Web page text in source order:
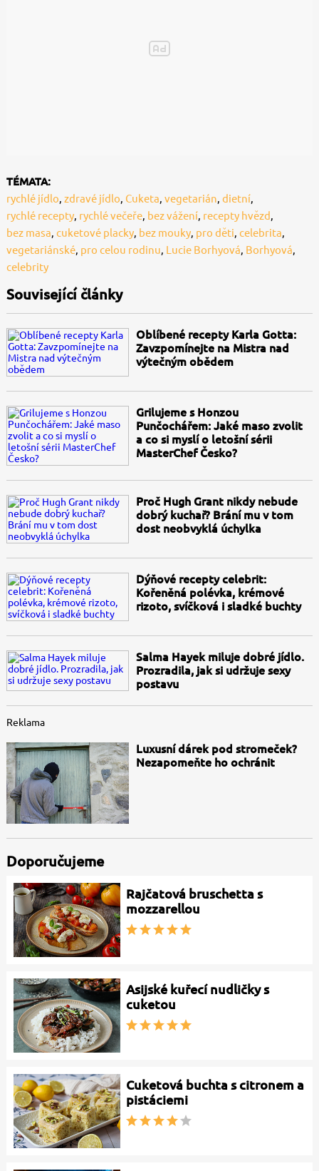
TÉMATA:
rychlé jídlo, zdravé jídlo, Cuketa, vegetarián, dietní,
rychlé recepty, rychlé večeře, bez vážení, recepty hvězd,
bez masa, cuketové placky, bez mouky, pro děti, celebrita,
vegetariánské, pro celou rodinu, Lucie Borhyová, Borhyová,
celebrity
Související články
Oblíbené recepty Karla Gotta:
Zavzpomínejte na Mistra nad
výtečným obědem
Grilujeme s Honzou
Punčochářem: Jaké maso zvolit
a co si myslí o letošní sérii
MasterChef Česko?
Proč Hugh Grant nikdy nebude
dobrý kuchař? Brání mu v tom
dost neobvyklá úchylka
Dýňové recepty celebrit:
Kořeněná polévka, krémové
rizoto, svíčková i sladké buchty
Salma Hayek miluje dobré jídlo.
Prozradila, jak si udržuje sexy
postavu
Reklama
Luxusní dárek pod stromeček?
Nezapomeňte ho ochránit
Doporučujeme
Rajčatová bruschetta s
mozzarellou
Asijské kuřecí nudličky s
cuketou
Cuketová buchta s citronem a
pistáciemi